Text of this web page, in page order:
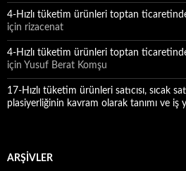
4-Hızlı tüketim ürünleri toptan
için rizacenat
4-Hızlı tüketim ürünleri toptan
için Yusuf Berat Komşu
17-Hızlı tüketim ürünleri satıcısı, sıcak
plasiyerliğinin kavram olarak tanımı ve iş
ARŞIVLER